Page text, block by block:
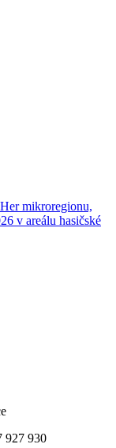
mikroregionu,
v areálu hasičské
930